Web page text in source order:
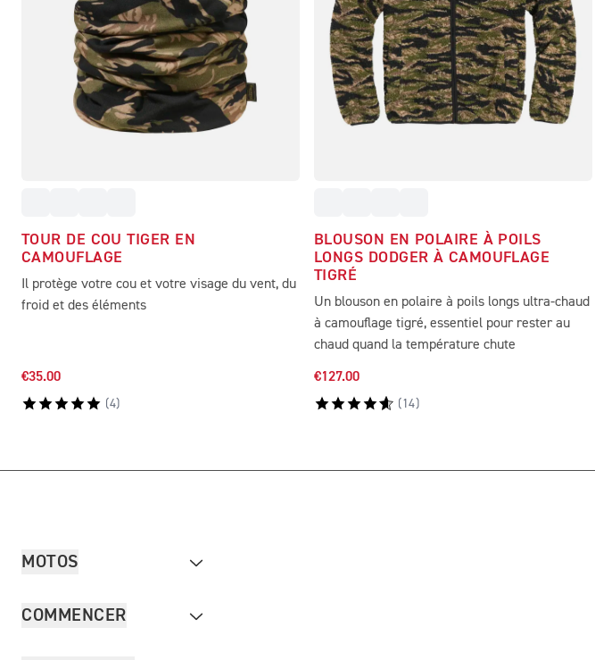
TOUR DE COU TIGER EN
CAMOUFLAGE
Il protège votre cou et votre visage du vent, du
froid et des éléments
€35.00
(4)
BLOUSON EN POLAIRE À POILS
LONGS DODGER À CAMOUFLAGE
TIGRÉ
Un blouson en polaire à poils longs ultra-chaud
à camouflage tigré, essentiel pour rester au
chaud quand la température chute
€127.00
( 14)
MOTOS
COMMENCER